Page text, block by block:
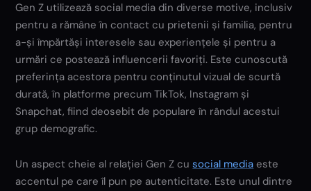
Gen Z utilizează social media din diverse motive, inclusiv
pentru a rămâne în contact cu prietenii și familia, pentru
a-și împărtăși interesele sau experiențele și pentru a
urmări ce postează influencerii favoriți. Este cunoscută
preferința acestora pentru conținutul vizual de scurtă
durată, în platforme precum TikTok, Instagram și
Snapchat, fiind deosebit de populare în rândul acestui
grup demografic.
Un aspect cheie al relației Gen Z cusocial media este
accentul pe care îl pun pe autenticitate. Este unul dintre